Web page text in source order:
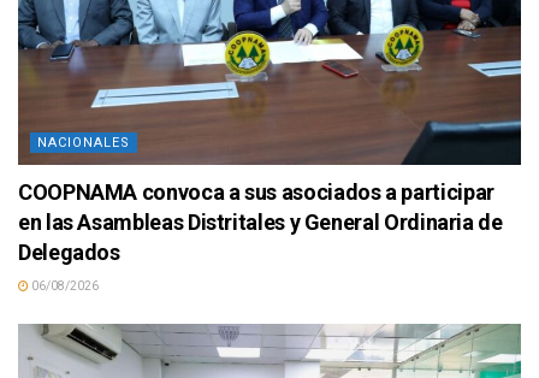
NACIONALES
COOPNAMA convoca a sus asociados a participar
en las Asambleas Distritales y General Ordinaria de
Delegados
06/08/2026